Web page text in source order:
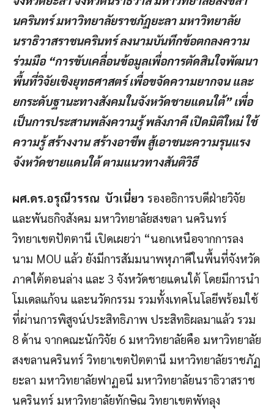
นครินทร์ มหาวิทยาลัยราชภัฏยะลา มหาวิทยาลัย
นราธิวาสราชนครินทร์ ลงนามบันทึกข้อตกลงความ
ร่วมมือ “การขับเคลื่อนข้อมูลเพื่อการตัดสินใจพัฒนา
พื้นที่วิจัยเชิงยุทธศาสตร์ เพื่อขจัดความยากจน และ
ยกระดับฐานะทางสังคมในจังหวัดชายแดนใต้” เพื่อ
เป็นการประสานพลังความรู้ พลังภาคี เปิดมิติใหม่ ใช้
ความรู้ สร้างงาน สร้างอาชีพ สู้เอาชนะความรุนแรง
จังหวัดชายแดนใต้ ตามแนวทางสันติวิธี
ผศ.ดร.อรุณีวรรณ บัวเนี่ยว รองอธิการบดีฝ่ายวิจัย
และพันธกิจสังคม มหาวิทยาลัยสงขลา นครินทร์
วิทยาเขตปัตตานี เปิดเผยว่า “นอกเหนือจากการลง
นาม MOU แล้ว ยังมีการสัมมนาพหุภาคีในพื้นที่จังหวัด
ภาคใต้ตอนล่าง และ 3 จังหวัดชายแดนใต้ โดยมีการนำ
โมเดลแก้จน และนวัตกรรม รวมทั้งเทคโนโลยีพร้อมใช้
ที่ผ่านการพิสูจน์ประสิทธิภาพ ประสิทธิผลมาแล้ว รวม
8 ด้าน จากคณะนักวิจัย 6 มหาวิทยาลัยคือ มหาวิทยาลัย
สงขลานครินทร์ วิทยาเขตปัตตานี มหาวิทยาลัยราชภัฏ
ยะลา มหาวิทยาลัยฟาฏอนี มหาวิทยาลัยนราธิวาสราช
นครินทร์ มหาวิทยาลัยทักษิณ วิทยาเขตพัทลุง